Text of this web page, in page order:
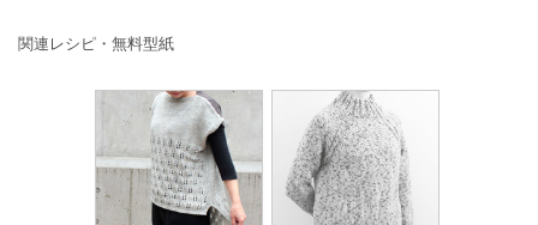
関連レシピ・無料型紙